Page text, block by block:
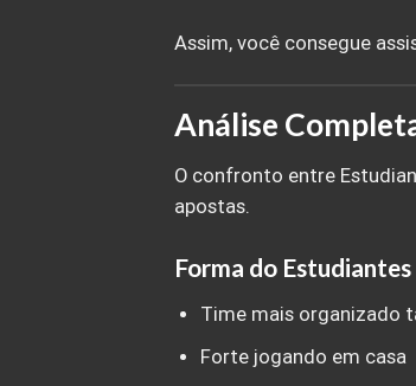
Assim, você consegue
Análise
O confronto entre
apostas.
Forma do Estudiantes
Time mais organizado
Forte jogando em casa